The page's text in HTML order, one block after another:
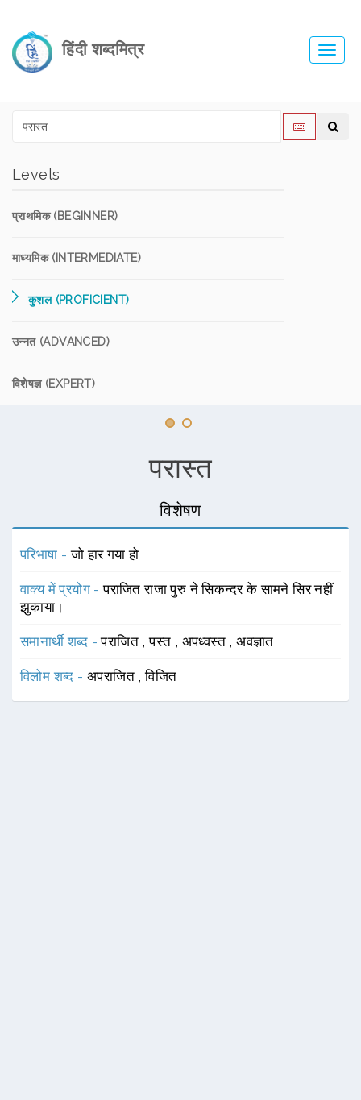
हिंदी शब्दमित्र
Levels
प्राथमिक (BEGINNER)
माध्यमिक (INTERMEDIATE)
कुशल (PROFICIENT)
उन्नत (ADVANCED)
विशेषज्ञ (EXPERT)
परास्त
विशेषण
परिभाषा -जो हार गया हो
वाक्य में प्रयोग -पराजित राजा पुरु ने सिकन्दर के सामने सिर नहीं
झुकाया।
समानार्थी शब्द -पराजित ,पस्त , अपध्वस्त ,अवज्ञात
विलोम शब्द - अपराजित ,विजित